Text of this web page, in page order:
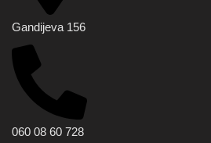
Gandijeva 156
060 08 60 728